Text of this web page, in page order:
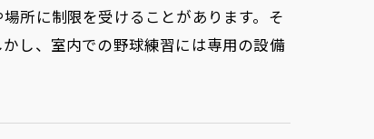
所に制限を受けることがあります。そ
し、室内での野球練習には専用の設備